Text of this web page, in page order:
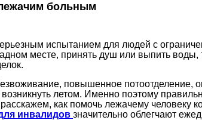
больным
испытанием для людей с
месте, принять душ или выпить
повышенное потоотделение,
летом. Именно поэтому
как помочь лежачему человеку
инвалидов значительно облегчают